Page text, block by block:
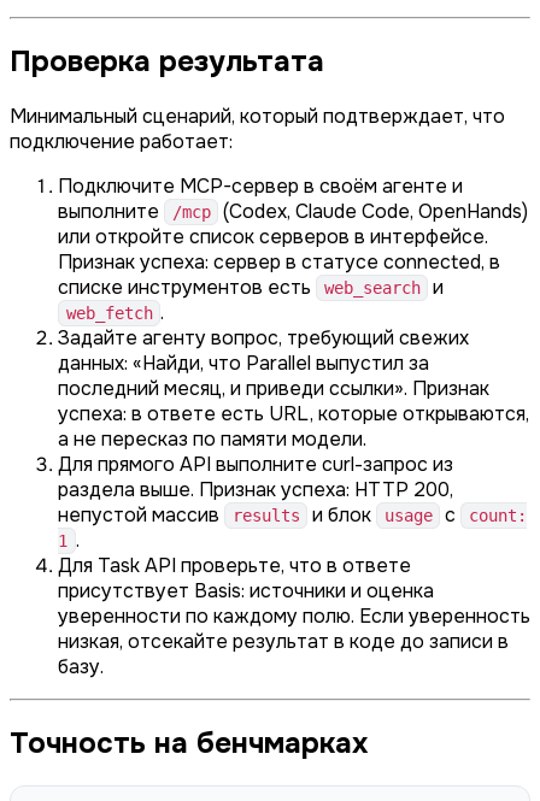
Проверка результата
Минимальный сценарий, который подтверждает, что
подключение работает:
Подключите MCP-сервер в своём агенте и
выполните
/mcp
(Codex, Claude Code, OpenHands)
или откройте список серверов в интерфейсе.
Признак успеха: сервер в статусе connected, в
списке инструментов есть
web_search и
web_fetch .
Задайте агенту вопрос, требующий свежих
данных: «Найди, что Parallel выпустил за
последний месяц, и приведи ссылки». Признак
успеха: в ответе есть URL, которые открываются,
а не пересказ по памяти модели.
Для прямого API выполните curl-запрос из
раздела выше. Признак успеха: HTTP 200,
непустой массив
results и блок usage с
count:
1 .
Для Task API проверьте, что в ответе
присутствует Basis: источники и оценка
уверенности по каждому полю. Если уверенность
низкая, отсекайте результат в коде до записи в
базу.
Точность на бенчмарках